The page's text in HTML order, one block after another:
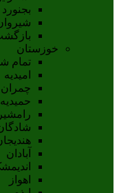
بجنورد
خوزستان
تمام
امیدیه
چمران
حمیدیه
رامشیر
شادگان
آبادان
اهواز